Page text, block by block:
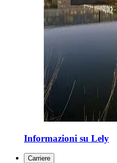
Informazioni su Lely
Carriere